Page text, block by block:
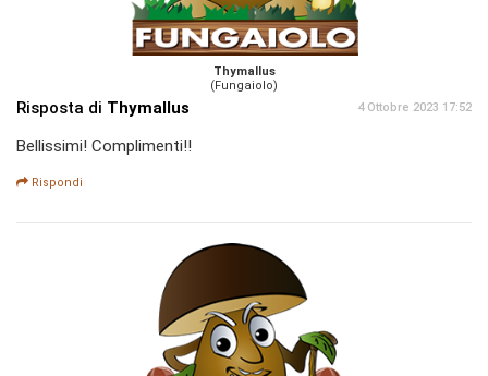
Thymallus
(Fungaiolo)
Risposta di Thymallus 4 Ottobre 2023 17:52
Bellissimi! Complimenti!!
Rispondi